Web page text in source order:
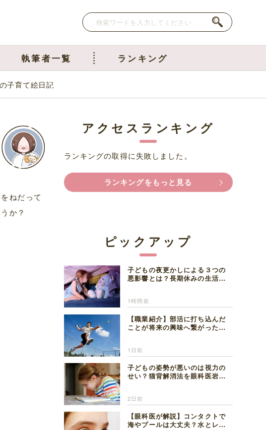
執筆者一覧 ランキング
子育て絵日記
ねだって
か？
アクセスランキング
ランキングの取得に失敗しました。
ランキングをもっと見る
ピックアップ
子どもの夜更かしによる３つの
悪影響とは？長期休みの生活リ
1時間前
【職業紹介】部活に打ち込んだ
ことが将来の興味へ繋がった。
1日前
子どもの姿勢が悪いのは視力の
せい？猫背解消法を眼科医岩見
2日前
【眼科医が解説】コンタクトで
海やプールは大丈夫？水とレン